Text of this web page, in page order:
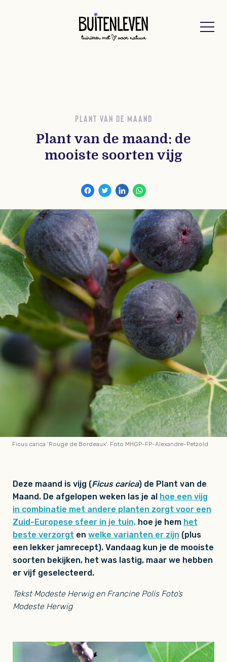
PLANT VAN DE MAAND
Plant van de maand: de
mooiste soorten vijg
Ficus carica ‘Rouge de Bordeaux’. Foto MHGP-FP-Alexandre-Petzold
Deze maand is vijg (Ficus carica) de Plant van de
Maand. De afgelopen weken las je al hoe een vijg
in combinatie met andere planten zorgt voor een
Zuid-Europese sfeer in je tuin, hoe je hem het
beste verzorgt en welke varianten er zijn (plus
een lekker jamrecept). Vandaag kun je de mooiste
soorten bekijken, het was lastig, maar we hebben
er vijf geselecteerd.
Tekst Modeste Herwig en Francine Polis Foto’s
Modeste Herwig